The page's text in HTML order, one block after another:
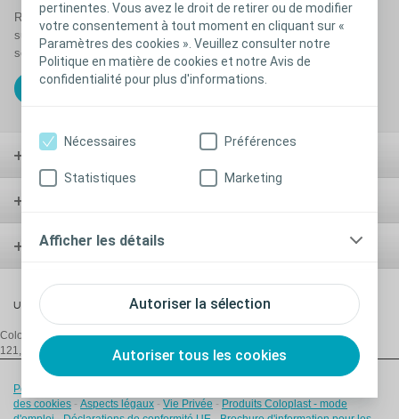
pertinentes. Vous avez le droit de retirer ou de modifier
votre consentement à tout moment en cliquant sur «
Paramètres des cookies ». Veuillez consulter notre
Politique en matière de cookies et notre Avis de
confidentialité pour plus d'informations.
Autoriser la sélection
Autoriser tous les cookies
Nécessaires Préférences
Statistiques Marketing
Afficher les détails
Restez informé ! Inscrivez-vous pour recevoir nos lettres d’information
sur nos actualités produits et services, mais aussi des articles
scientifiques, des études et l’agenda de nos formations.
Vers la page d'inscription
Plaies
Urologie
Coloplast Belgium NV/SA,De Gijzeleer Industrial Park, Guido Gezellestraat
121, B-1654 Beersel/Huizingen, T:+32 2 334 35 35, E:be@coloplast.com
Politique relative aux cookies
des cookies - Aspects légaux - Vie Privée - Produits Coloplast - mode